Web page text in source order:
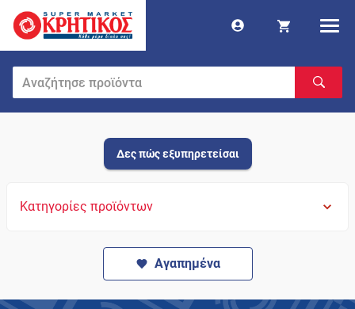
Δες πώς εξυπηρετείσαι
Κατηγορίες προϊόντων
Αγαπημένα